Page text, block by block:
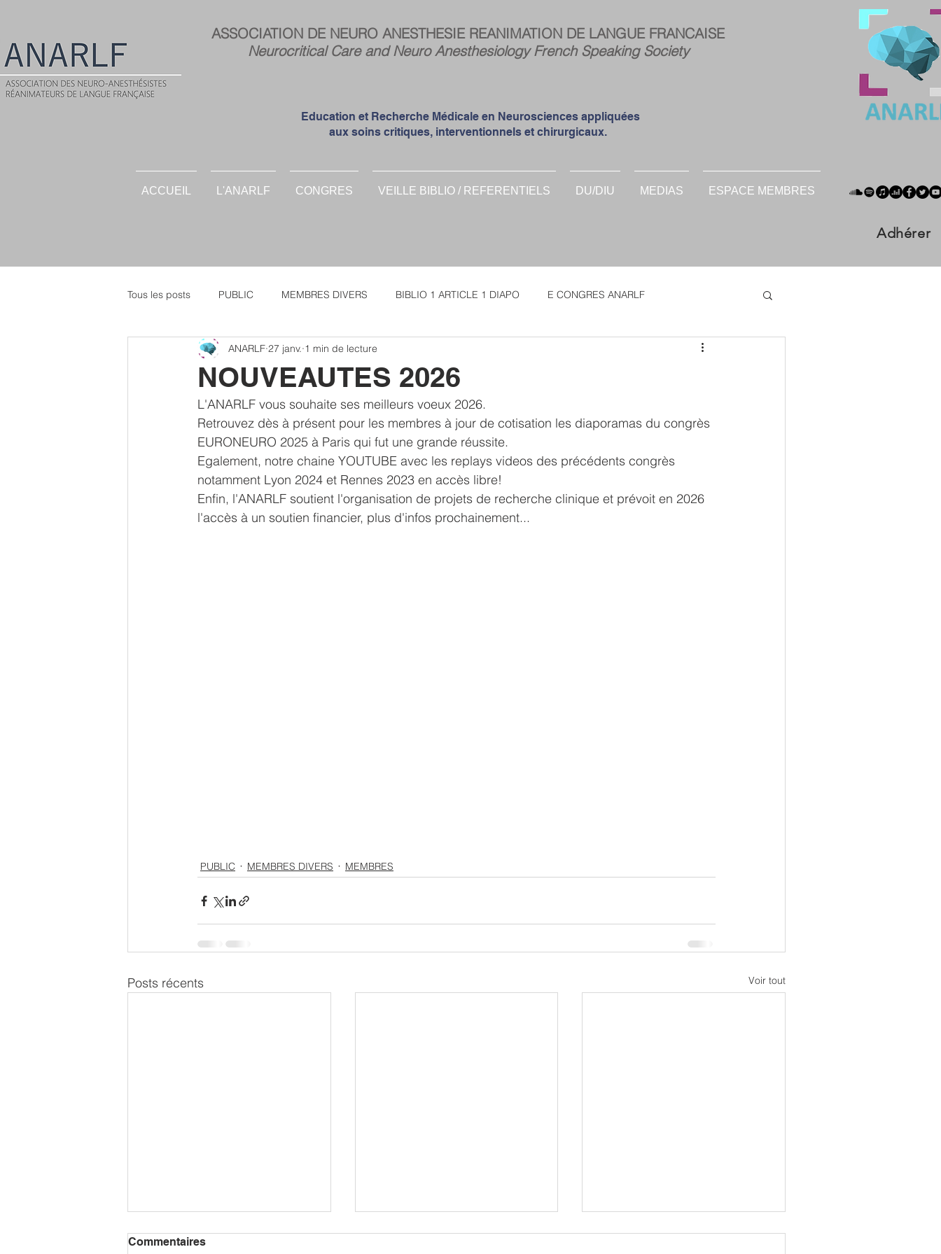
membres :
ASSOCIATION DE NEURO ANESTHESIE REANIMATION DE LANGUE FRANCAISE
Neurocritical Care and Neuro Anesthesiology French Speaking Society
Education et Recherche Médicale en Neurosciences appliquées
aux soins critiques, interventionnels et chirurgicaux.
ACCUEIL L'ANARLF CONGRES VEILLE BIBLIO / REFERENTIELS DU/DIU MEDIAS ESPACE MEMBRES
Adhérer
Tous les posts PUBLIC MEMBRES DIVERS BIBLIO 1 ARTICLE 1 DIAPO E CONGRES ANARLF
CONGRES SFAR MEMBRES CONGRES
Offre PhD - Post-Doc autoregulation Traumatisme crânien
NOUVEAUTES 2026
ANARLF 27 janv. 1 min de lecture
L'ANARLF vous souhaite ses meilleurs voeux 2026.
Retrouvez dès à présent pour les membres à jour de cotisation les diaporamas du congrès
EURONEURO 2025 à Paris qui fut une grande réussite.
Egalement, notre chaine YOUTUBE avec les replays videos des précédents congrès
notamment Lyon 2024 et Rennes 2023 en accès libre!
Enfin, l'ANARLF soutient l'organisation de projets de recherche clinique et prévoit en 2026
l'accès à un soutien financier, plus d'infos prochainement...
PUBLIC MEMBRES DIVERS MEMBRES
Posts récents Voir tout
Commentaires